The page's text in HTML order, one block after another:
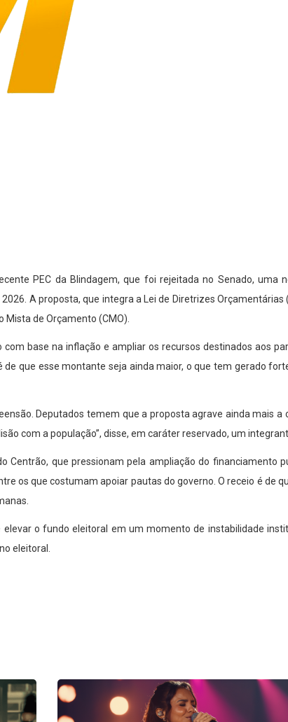
PEC da Blindagem, que foi rejeitada no Senado, uma
A proposta, que integra a Lei de Diretrizes
de Orçamento (CMO).
base na inflação e ampliar os recursos destinados aos
de que esse montante seja ainda maior, o que tem gerado
Deputados temem que a proposta agrave ainda mais
com a população”, disse, em caráter reservado, um
Centrão, que pressionam pela ampliação do financiamento
os que costumam apoiar pautas do governo. O receio é de
o fundo eleitoral em um momento de instabilidade
eleitoral.